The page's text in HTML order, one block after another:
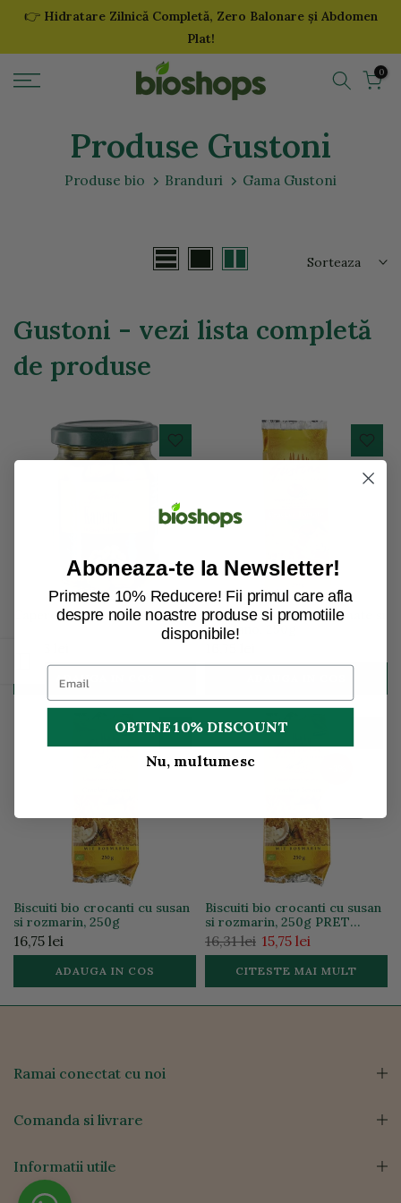
Sari
👉 Hidratare Zilnică Completă, Zero Balonare și Abdomen
Plat!
0
Produse Gustoni
Produse bio Branduri Gama Gustoni
Deschide bara laterala
Sorteaza
Gustoni - vezi lista completă
de produse
Capere in saramura, 140g
ADAUGA IN COS
Biscuiti Crocanti cu Tomate si
Oregano, 250g
Biscuiti bio crocanti cu susan
si rozmarin, 250g
16,75 lei
ADAUGA IN COS
Biscuiti bio crocanti cu susan
si rozmarin, 250g PRET
REDUS
16,31 lei 15,75 lei
CITESTE MAI MULT
Ramai conectat cu noi
Comanda si livrare
Informatii utile
Aboneaza-te la Newsletter!
Primeste 10% Reducere! Fii primul care afla
despre noile noastre produse si promotiile
disponibile!
OBTINE 10% DISCOUNT
Nu, multumesc